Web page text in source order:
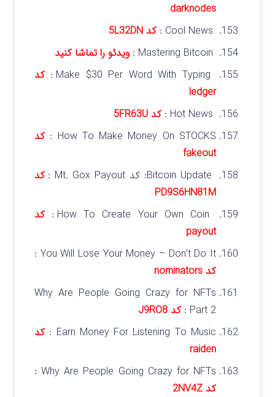
darknodes
کد 5L32DN
ویدئو را تماشا کنید
کد
ledger
کد 5FR63U
How To Make Money On STOCKS :
کد
fakeout
کد
PD9S6HN81M
کد
payout
You Will Lose Your Money – Don’t Do It :
کد nominators
Why Are People Going Crazy for NFTs
Part 2 : کد J9RO8
Earn Money For Listening To Music :
کد
raiden
Why Are People Going Crazy for NFTs :
کد 2NV4Z